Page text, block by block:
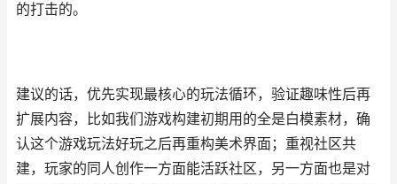
的打击的。
建议的话，优先实现最核心的玩法循环，验证趣味性后再
扩展内容，比如我们游戏构建初期用的全是白模素材，确
认这个游戏玩法好玩之后再重构美术界面；重视社区共
建，玩家的同人创作一方面能活跃社区，另一方面也是对